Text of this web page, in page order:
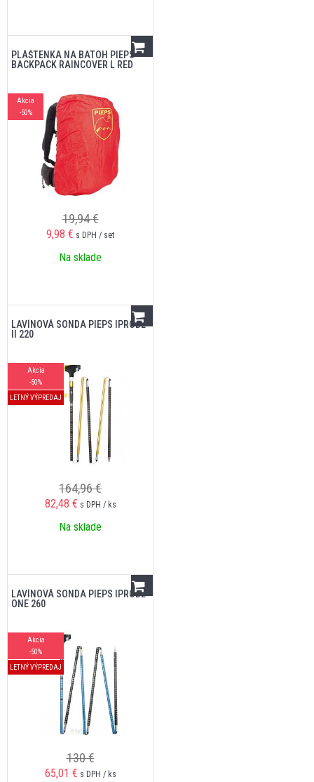
PLÁŠTENKA NA BATOH PIEPS
BACKPACK RAINCOVER L RED
Akcia
-50%
19,94 €
9,98 € s DPH / set
Na sklade
LAVÍNOVÁ SONDA PIEPS IPROBE
II 220
Akcia
-50%
LETNÝ VÝPREDAJ
164,96 €
82,48 € s DPH / ks
Na sklade
LAVÍNOVÁ SONDA PIEPS IPROBE
ONE 260
Akcia
-50%
LETNÝ VÝPREDAJ
130 €
65,01 € s DPH / ks